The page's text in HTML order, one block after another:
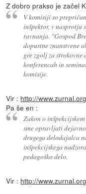
Z dobro prakso je začel
V komisiji so
inšpektor, v nasprotju
ravnanja. "Gospod
dopustne znanstvene
gre zgolj za strokovne
konferencah in
komisije.
Vir : http://
Pa še en :
Zakon o
sme opravljati
drugega delodajalca
inšpekcijskega
pedagoško delo.
Vir : http://